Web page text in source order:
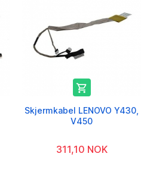

Skjermkabel LENOVO Y430,
V450
311,10 NOK